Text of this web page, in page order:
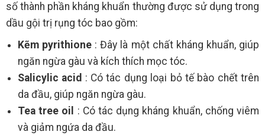
số thành phần kháng khuẩn thường được sử dụng trong
dầu gội trị rụng tóc bao gồm:
Kẽm pyrithione : Đây là một chất kháng khuẩn, giúp
ngăn ngừa gàu và kích thích mọc tóc.
Salicylic acid : Có tác dụng loại bỏ tế bào chết trên
da đầu, giúp ngăn ngừa gàu.
Tea tree oil
: Có tác dụng kháng khuẩn, chống viêm
và giảm ngứa da đầu.